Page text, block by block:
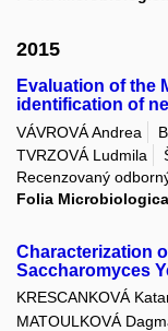
2015
Evaluation of the
identification of
VÁVROVÁ Andrea
TVRZOVÁ Ludmila
Recenzovaný
Folia Microbiologica
Characterization
Saccharomyces
KRESCANKOVÁ
MATOULKOVÁ